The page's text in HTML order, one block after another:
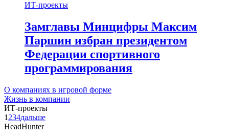
ИТ-проекты
Замглавы Минцифры Максим
Паршин избран президентом
Федерации спортивного
программирования
О компаниях в игровой форме
Жизнь в компании
ИТ-проекты
1 234дальше
HeadHunter